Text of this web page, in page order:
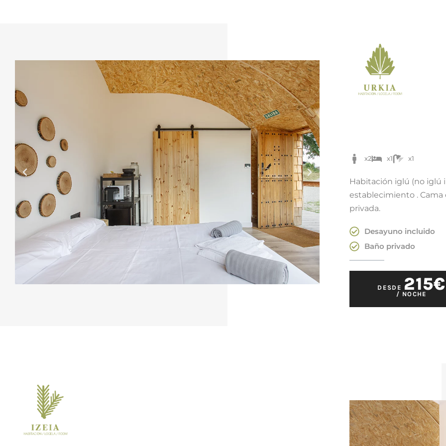
x2 x1 x1
Habitación iglú (no iglú
establecimiento . Cama
privada.
Desayuno incluido
Baño privado
DESDE 215€
/ NOCHE